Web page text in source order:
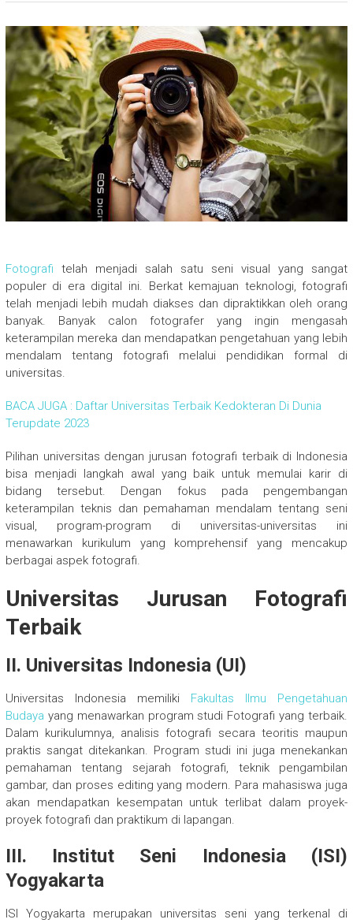
Fotografi telah menjadi salah satu seni visual yang sangat
populer di era digital ini. Berkat kemajuan teknologi, fotografi
telah menjadi lebih mudah diakses dan dipraktikkan oleh orang
banyak. Banyak calon fotografer yang ingin mengasah
keterampilan mereka dan mendapatkan pengetahuan yang lebih
mendalam tentang fotografi melalui pendidikan formal di
universitas.
BACA JUGA : Daftar Universitas Terbaik Kedokteran Di Dunia
Terupdate 2023
Pilihan universitas dengan jurusan fotografi terbaik di Indonesia
bisa menjadi langkah awal yang baik untuk memulai karir di
bidang tersebut. Dengan fokus pada pengembangan
keterampilan teknis dan pemahaman mendalam tentang seni
visual, program-program di universitas-universitas ini
menawarkan kurikulum yang komprehensif yang mencakup
berbagai aspek fotografi.
Universitas Jurusan Fotografi
Terbaik
II. Universitas Indonesia (UI)
Universitas Indonesia memiliki Fakultas Ilmu Pengetahuan
Budaya yang menawarkan program studi Fotografi yang terbaik.
Dalam kurikulumnya, analisis fotografi secara teoritis maupun
praktis sangat ditekankan. Program studi ini juga menekankan
pemahaman tentang sejarah fotografi, teknik pengambilan
gambar, dan proses editing yang modern. Para mahasiswa juga
akan mendapatkan kesempatan untuk terlibat dalam proyek-
proyek fotografi dan praktikum di lapangan.
III. Institut Seni Indonesia (ISI)
Yogyakarta
ISI Yogyakarta merupakan universitas seni yang terkenal di